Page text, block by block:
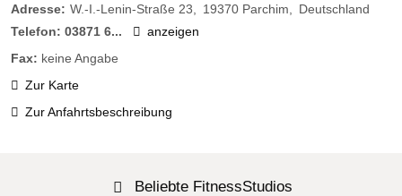
Adresse: W.-I.-Lenin-Straße 23 19370 Parchim
Deutschland
Telefon: 03871 6...
anzeigen
Fax: keine Angabe
Zur Karte
Zur Anfahrtsbeschreibung
Beliebte FitnessStudios